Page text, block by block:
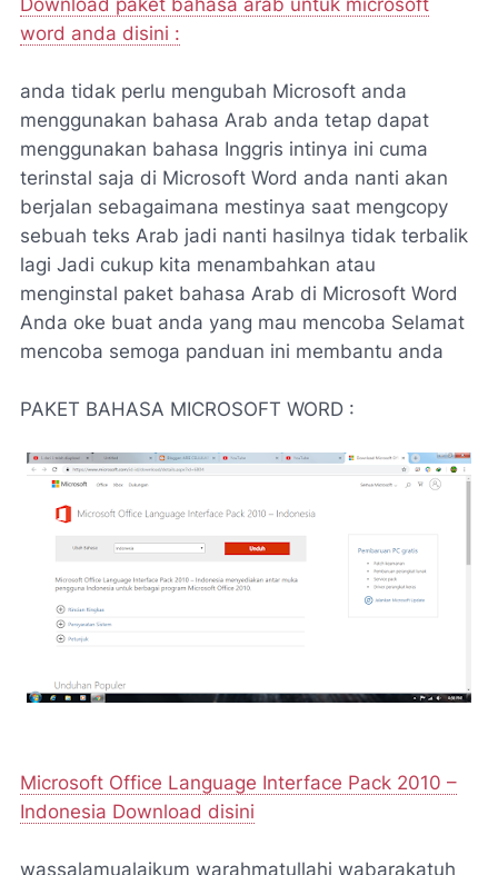
Download paket bahasa arab untuk microsoft
word anda disini :
anda tidak perlu mengubah Microsoft anda
menggunakan bahasa Arab anda tetap dapat
menggunakan bahasa Inggris intinya ini cuma
terinstal saja di Microsoft Word anda nanti akan
berjalan sebagaimana mestinya saat mengcopy
sebuah teks Arab jadi nanti hasilnya tidak terbalik
lagi Jadi cukup kita menambahkan atau
menginstal paket bahasa Arab di Microsoft Word
Anda oke buat anda yang mau mencoba Selamat
mencoba semoga panduan ini membantu anda
PAKET BAHASA MICROSOFT WORD :
Microsoft Office Language Interface Pack 2010 –
Indonesia Download disini
wassalamualaikum warahmatullahi wabarakatuh